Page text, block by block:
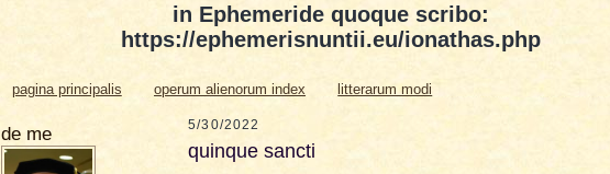
in Ephemeride quoque scribo:
https://ephemerisnuntii.eu/ionathas.php
pagina principalis operum alienorum index litterarum modi
de me 5/30/2022
quinque sancti